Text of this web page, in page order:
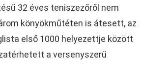
32 éves teniszezőről nem
könyökműtéten is átesett, az
első 1000 helyezettje között
a versenyszerű